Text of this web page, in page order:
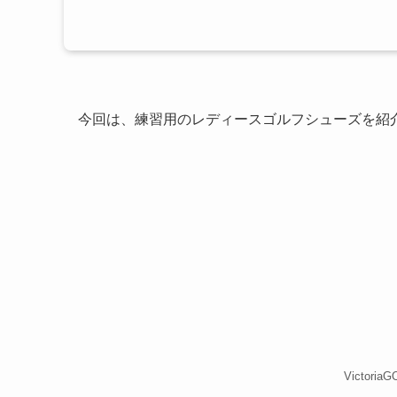
今回は、練習用のレディースゴルフシューズを紹